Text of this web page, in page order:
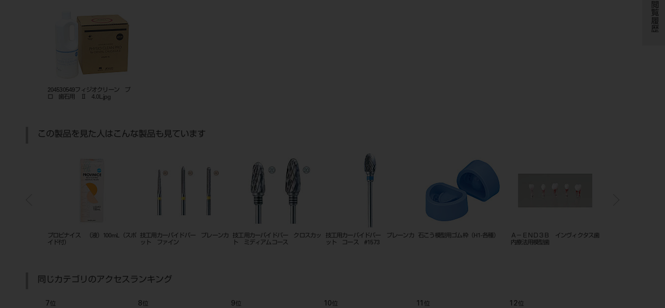
204530549フィジオクリーン プ
ロ 歯石用 Ⅱ 4.0L.jpg
この製品を見た人はこんな製品も見ています
プロビナイス （液）100mL（スポ
イド付）
技工用カーバイドバー プレーンカ
ット ファイン
技工用カーバイドバー クロスカッ
ト ミディアムコース
技工用カーバイドバー プレーンカ
ット コース #1573
石こう模型用ゴム枠（H1-各種）
Ａ－ＥＮＤ３Ｂ インヴィクタス歯
内療法用模型歯
同じカテゴリのアクセスランキング
7 位 8位 9位 10位 11 位 12 位
閲覧履歴